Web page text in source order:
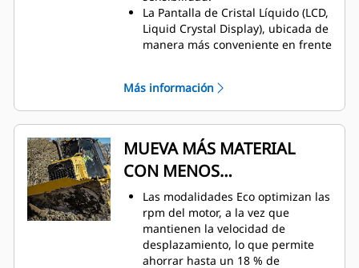
Pitch Angle Tilt) para más
versatilidad y un ajuste más
sencillo.
La configuración forestal y agrícola
protecciones y funciones
La Pantalla de Cristal Líquido (LCD,
Liquid Crystal Display), ubicada de
manera más conveniente en frente
configuración, además de ser la
pantalla para la cámara de visión
trasera optativa, por lo que no es
necesario un monitor adicional.
Mantenimiento sencillo con
puntos de servicio y diagnóstico
agrupados.
Cómodo acceso a nivel del suelo al
filtro de combustible primario y al
separador de agua.
Fácil de transportar sin extraer la
Más información
MUEVA MÁS MATERIAL
CON MENOS
COMBUSTIBLE
Las modalidades Eco optimizan las
rpm del motor, a la vez que
mantienen la velocidad de
desplazamiento, lo que permite
ahorrar hasta un 18 % de